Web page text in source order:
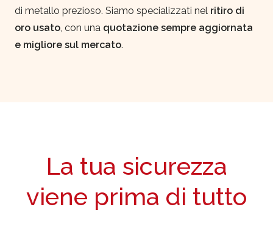
di metallo prezioso. Siamo specializzati nel ritiro di
oro usato, con una quotazione sempre aggiornata
e migliore sul mercato.
La tua sicurezza
viene prima di tutto